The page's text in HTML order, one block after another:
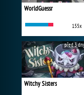
WorldGuessr
155x
Witchy Sisters
před 3